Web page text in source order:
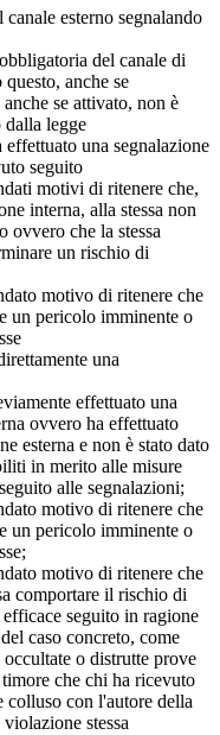
esterno segnalando
del canale di
anche se
se attivato, non è
dalla legge
effettuato una segnalazione
seguito
motivi di ritenere che,
interna, alla stessa non
ovvero che la stessa
un rischio di
motivo di ritenere che
un pericolo imminente o
una
effettuato una
ovvero ha effettuato
esterna e non è stato dato
in merito alle misure
alle segnalazioni;
motivo di ritenere che
un pericolo imminente o
motivo di ritenere che
comportare il rischio di
seguito in ragione
caso concreto, come
o distrutte prove
che chi ha ricevuto
colluso con l'autore della
stessa